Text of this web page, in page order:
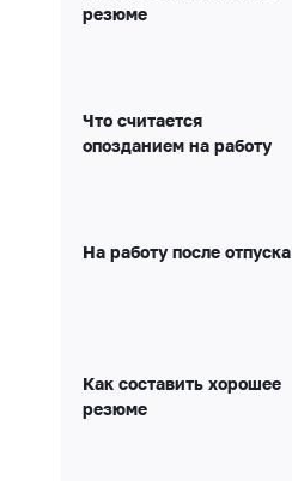
резюме
Что считается
опозданием на работу
На работу после отпуска
Как составить хорошее
резюме